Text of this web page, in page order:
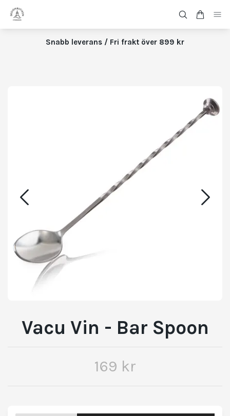
Snabb leverans / Fri frakt över 899 kr
Vacu Vin - Bar Spoon
169 kr